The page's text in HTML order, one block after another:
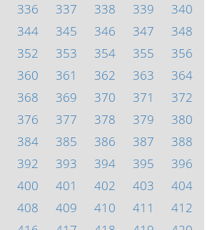
336 337 338 339
340
344 345 346 347
348
352 353 354 355
356
360 361 362 363
364
368 369 370 371
372
376 377 378 379
380
384 385 386 387
388
392 393 394 395
396
400 401 402 403
404
408 409 410 411
412